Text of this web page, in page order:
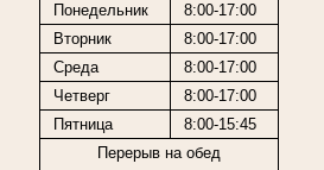
Понедельник
8:00-17:00
Вторник
8:00-17:00
Среда
8:00-17:00
Четверг
8:00-17:00
Пятница
8:00-15:45
Перерыв на обед